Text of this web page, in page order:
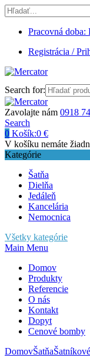
Pracovná doba:
Registrácia /
Search for:
Zavolajte nám 0918
Search
0 Košík:0 €
V košíku nemáte
Kategórie
Šatňa
Dielňa
Jedáleň
Kancelária
Nemocnica
Všetky kategórie
Main Menu
Domov
Produkty
Referencie
O nás
Kontakt
Dopyt
Cenové bomby
DomovŠatňa